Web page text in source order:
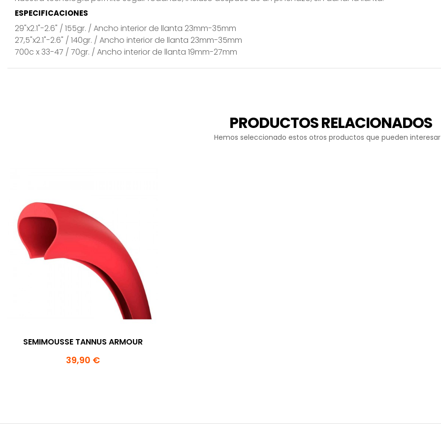
ESPECIFICACIONES
29"x2.1"-2.6" / 155gr. / Ancho interior de llanta 23mm-35mm
27,5"x2.1"-2.6" / 140gr. / Ancho interior de llanta 23mm-35mm
700c x 33-47 / 70gr. / Ancho interior de llanta 19mm-27mm
PRODUCTOS RELACIONADOS
Hemos seleccionado estos otros productos que pueden
SEMIMOUSSE TANNUS ARMOUR
39,90 €